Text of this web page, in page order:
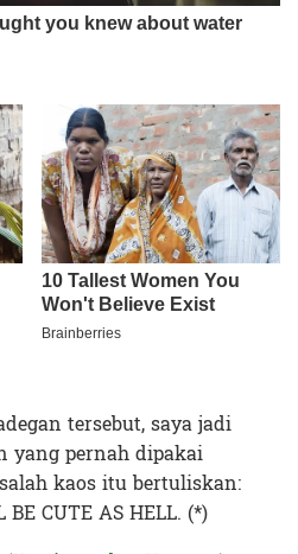
tersebut, saya jadi
yang pernah dipakai
kaos itu bertuliskan:
CUTE AS HELL. (*)